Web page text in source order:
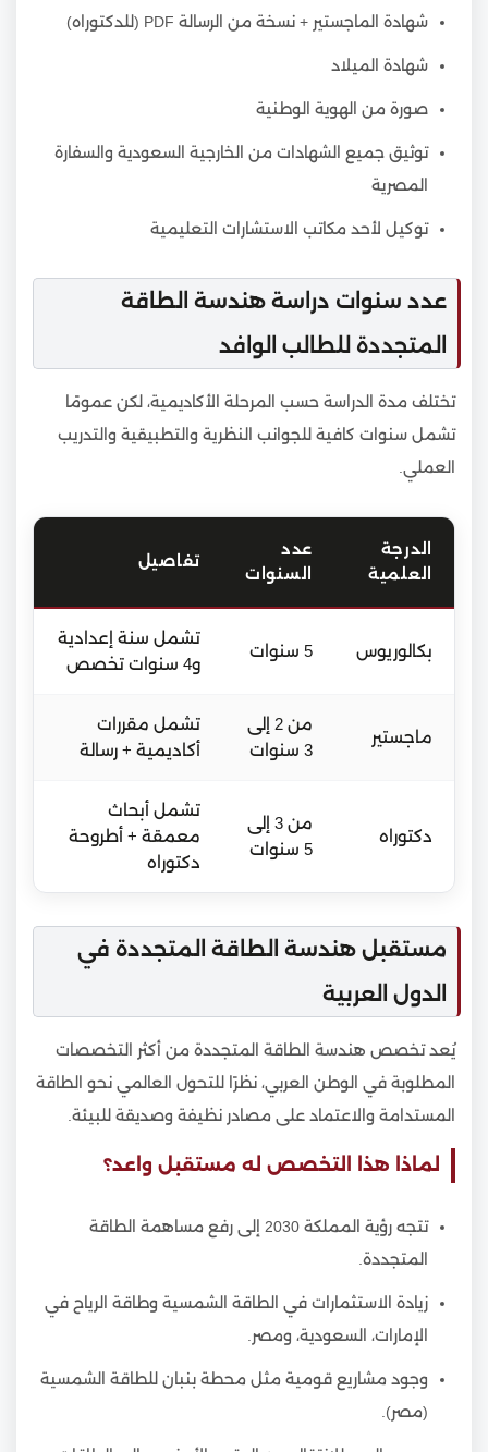
شهادة الماجستير + نسخة من الرسالة PDF (للدكتوراه)
شهادة الميلاد
صورة من الهوية الوطنية
توثيق جميع الشهادات من الخارجية السعودية والسفارة
المصرية
توكيل لأحد مكاتب الاستشارات التعليمية
عدد سنوات دراسة هندسة الطاقة
المتجددة للطالب الوافد
تختلف مدة الدراسة حسب المرحلة الأكاديمية، لكن عمومًا
تشمل سنوات كافية للجوانب النظرية والتطبيقية والتدريب
العملي.
الدرجة
العلمية
عدد
السنوات
تفاصيل
بكالوريوس 5 سنوات
تشمل سنة إعدادية
و4 سنوات تخصص
ماجستير
من 2 إلى
3 سنوات
تشمل مقررات
أكاديمية + رسالة
دكتوراه
من 3 إلى
5 سنوات
تشمل أبحاث
معمقة + أطروحة
دكتوراه
مستقبل هندسة الطاقة المتجددة في
الدول العربية
يُعد تخصص هندسة الطاقة المتجددة من أكثر التخصصات
المطلوبة في الوطن العربي، نظرًا للتحول العالمي نحو الطاقة
المستدامة والاعتماد على مصادر نظيفة وصديقة للبيئة.
لماذا هذا التخصص له مستقبل واعد؟
تتجه رؤية المملكة 2030 إلى رفع مساهمة الطاقة
المتجددة.
زيادة الاستثمارات في الطاقة الشمسية وطاقة الرياح في
الإمارات، السعودية، ومصر.
وجود مشاريع قومية مثل محطة بنبان للطاقة الشمسية
(مصر).